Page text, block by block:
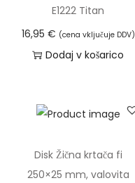
E1222 Titan
16,95 € (cena vključuje DDV)
Dodaj v košarico
Disk Žična krtača fi
250×25 mm, valovita